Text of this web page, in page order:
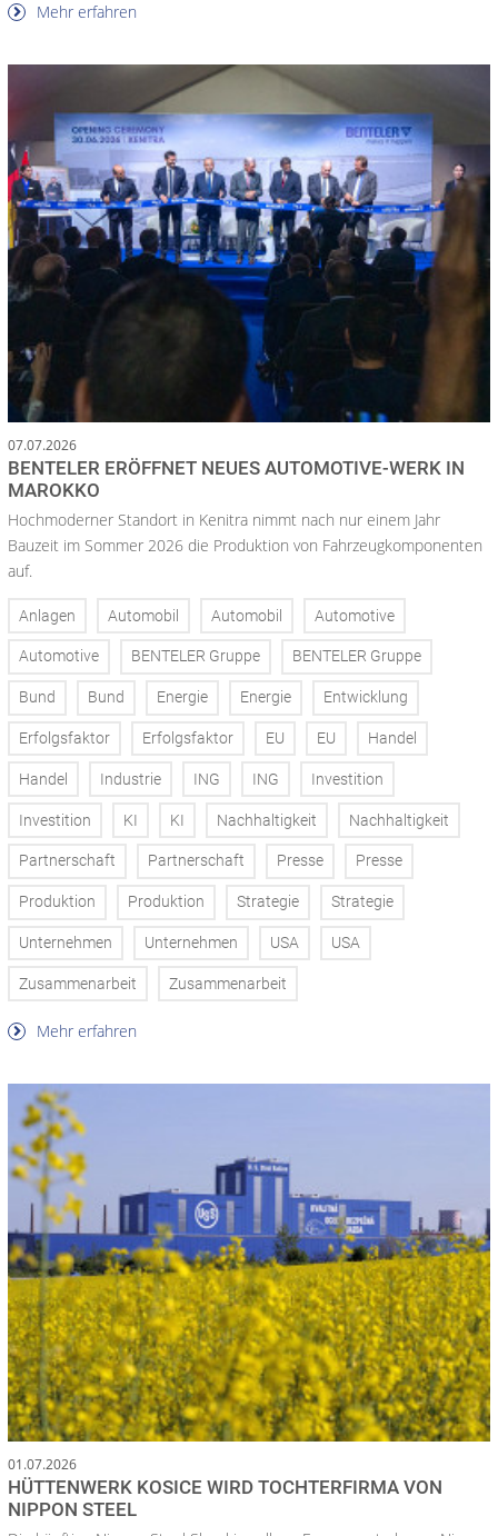
Mehr erfahren
07.07.2026
BENTELER ERÖFFNET NEUES AUTOMOTIVE-WERK IN
MAROKKO
Hochmoderner Standort in Kenitra nimmt nach nur einem Jahr
Bauzeit im Sommer 2026 die Produktion von Fahrzeugkomponenten
auf.
Anlagen Automobil Automobil Automotive
Automotive BENTELER Gruppe BENTELER Gruppe
Bund Bund Energie Energie Entwicklung
Erfolgsfaktor Erfolgsfaktor EU EU Handel
Handel Industrie ING ING Investition
Investition KI KI Nachhaltigkeit Nachhaltigkeit
Partnerschaft Partnerschaft Presse Presse
Produktion Produktion Strategie Strategie
Unternehmen Unternehmen USA USA
Zusammenarbeit Zusammenarbeit
Mehr erfahren
01.07.2026
HÜTTENWERK KOSICE WIRD TOCHTERFIRMA VON
NIPPON STEEL